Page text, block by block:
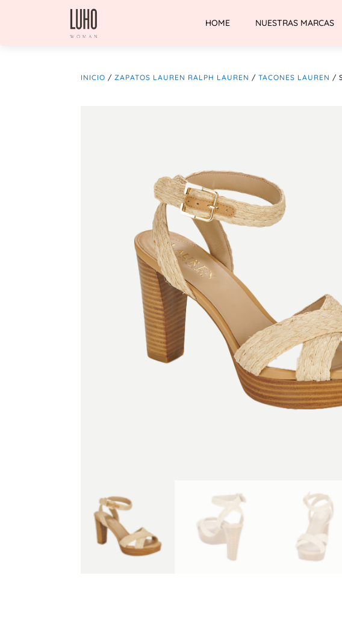
HOME NUESTRAS MARCAS
INICIO / ZAPATOS LAUREN RALPH LAUREN /TACONES LAUREN /